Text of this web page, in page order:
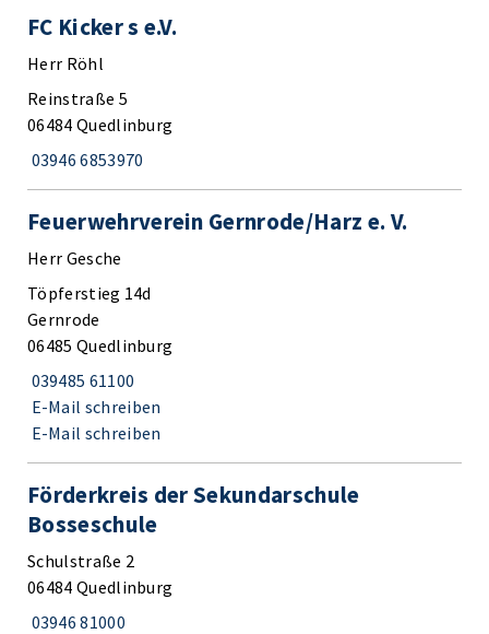
FC Kicker s e.V.
Herr Röhl
Reinstraße 5
06484 Quedlinburg
03946 6853970
Feuerwehrverein Gernrode/Harz e. V.
Herr Gesche
Töpferstieg 14d
Gernrode
06485 Quedlinburg
039485 61100
E-Mail schreiben
E-Mail schreiben
Förderkreis der Sekundarschule
Bosseschule
Schulstraße 2
06484 Quedlinburg
03946 81000